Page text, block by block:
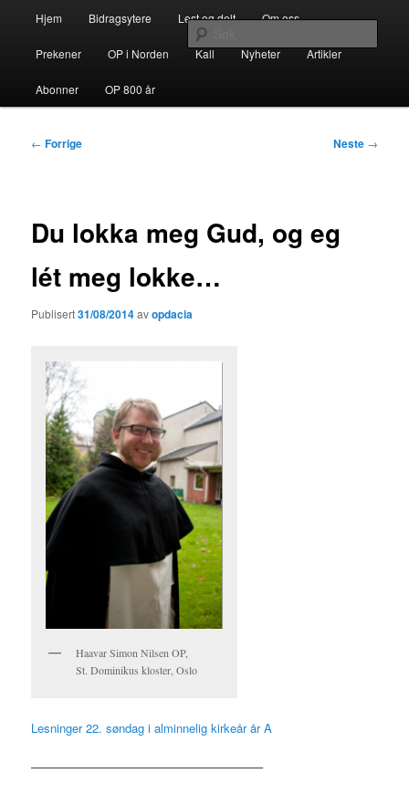
Dominikanerordenen i Norden
Hjem Bidragsytere Lest og delt Om oss
Prekener OP i Norden Kall Nyheter Artikler
Abonner OP 800 år
Innleggsnavigasjon
← Forrige Neste →
Du lokka meg Gud, og eg
lét meg lokke…
Publisert31/08/2014avopdacia
Haavar Simon Nilsen OP,
St. Dominikus kloster, Oslo
Lesninger 22. søndag i alminnelig kirkeår år A
———————————————————–